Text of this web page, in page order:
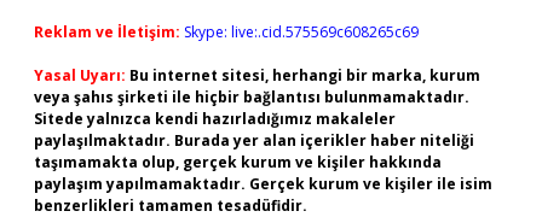
Reklam ve İletişim: Skype: live:.cid.575569c608265c69
Yasal Uyarı: Bu internet sitesi, herhangi bir marka, kurum
veya şahıs şirketi ile hiçbir bağlantısı bulunmamaktadır.
Sitede yalnızca kendi hazırladığımız makaleler
paylaşılmaktadır. Burada yer alan içerikler haber niteliği
taşımamakta olup, gerçek kurum ve kişiler hakkında
paylaşım yapılmamaktadır. Gerçek kurum ve kişiler ile isim
benzerlikleri tamamen tesadüfidir.